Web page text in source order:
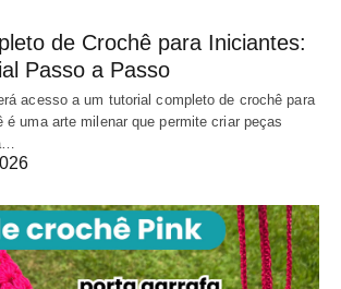
de Crochê para Iniciantes:
Passo a Passo
acesso a um tutorial completo de crochê para
é uma arte milenar que permite criar peças